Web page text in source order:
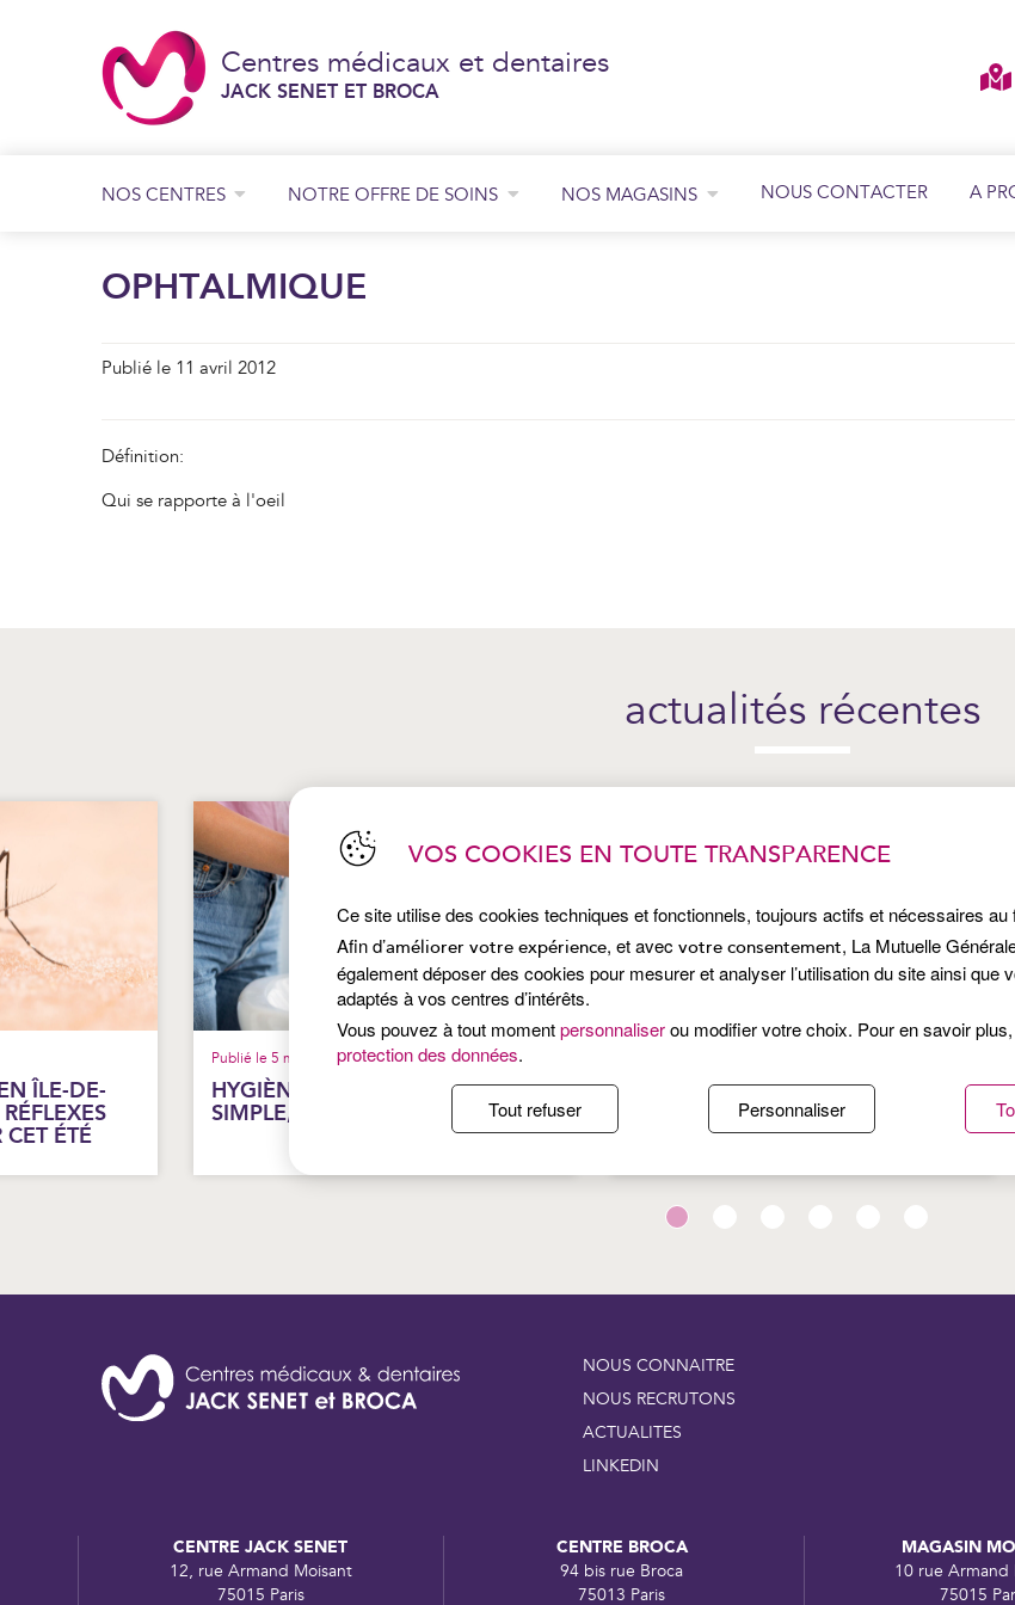
Centres médicaux et dentaires
JACK SENET ET BROCA
NOS CENTRES NOTRE OFFRE DE SOINS NOS MAGASINS NOUS CONTACTER A
OPHTALMIQUE
Publié le 11 avril 2012
Définition:
Qui se rapporte à l'oeil
actualités récentes
ÎLE-DE-
CET ÉTÉ
Publié le 5 mai 2026
HYGIÈNE DES MAINS : UN GESTE
SIMPLE, DES EFFETS DURABLES
PROTÉGER SA PEAU DU SOLEIL :
LES BONS RÉFLEXES DE L’ÉTÉ
NOUS CONNAITRE
NOUS RECRUTONS
ACTUALITES
LINKEDIN
CENTRE JACK SENET
12, rue Armand Moisant
75015 Paris
CENTRE BROCA
94 bis rue Broca
75013 Paris
MAGASIN
10 rue Armand
75015
VOS COOKIES EN TOUTE TRANSPARENCE
Ce site utilise des cookies techniques et fonctionnels, toujours actifs et nécessaires au
Afin d’améliorer votre expérience, et avec votre consentement, La Mutuelle
également déposer des cookies pour mesurer et analyser l’utilisation du site ainsi que
adaptés à vos centres d’intérêts.
Vous pouvez à tout momentpersonnaliserou modifier votre choix. Pour en savoir
protection des données.
Personnaliser
Tout refuser